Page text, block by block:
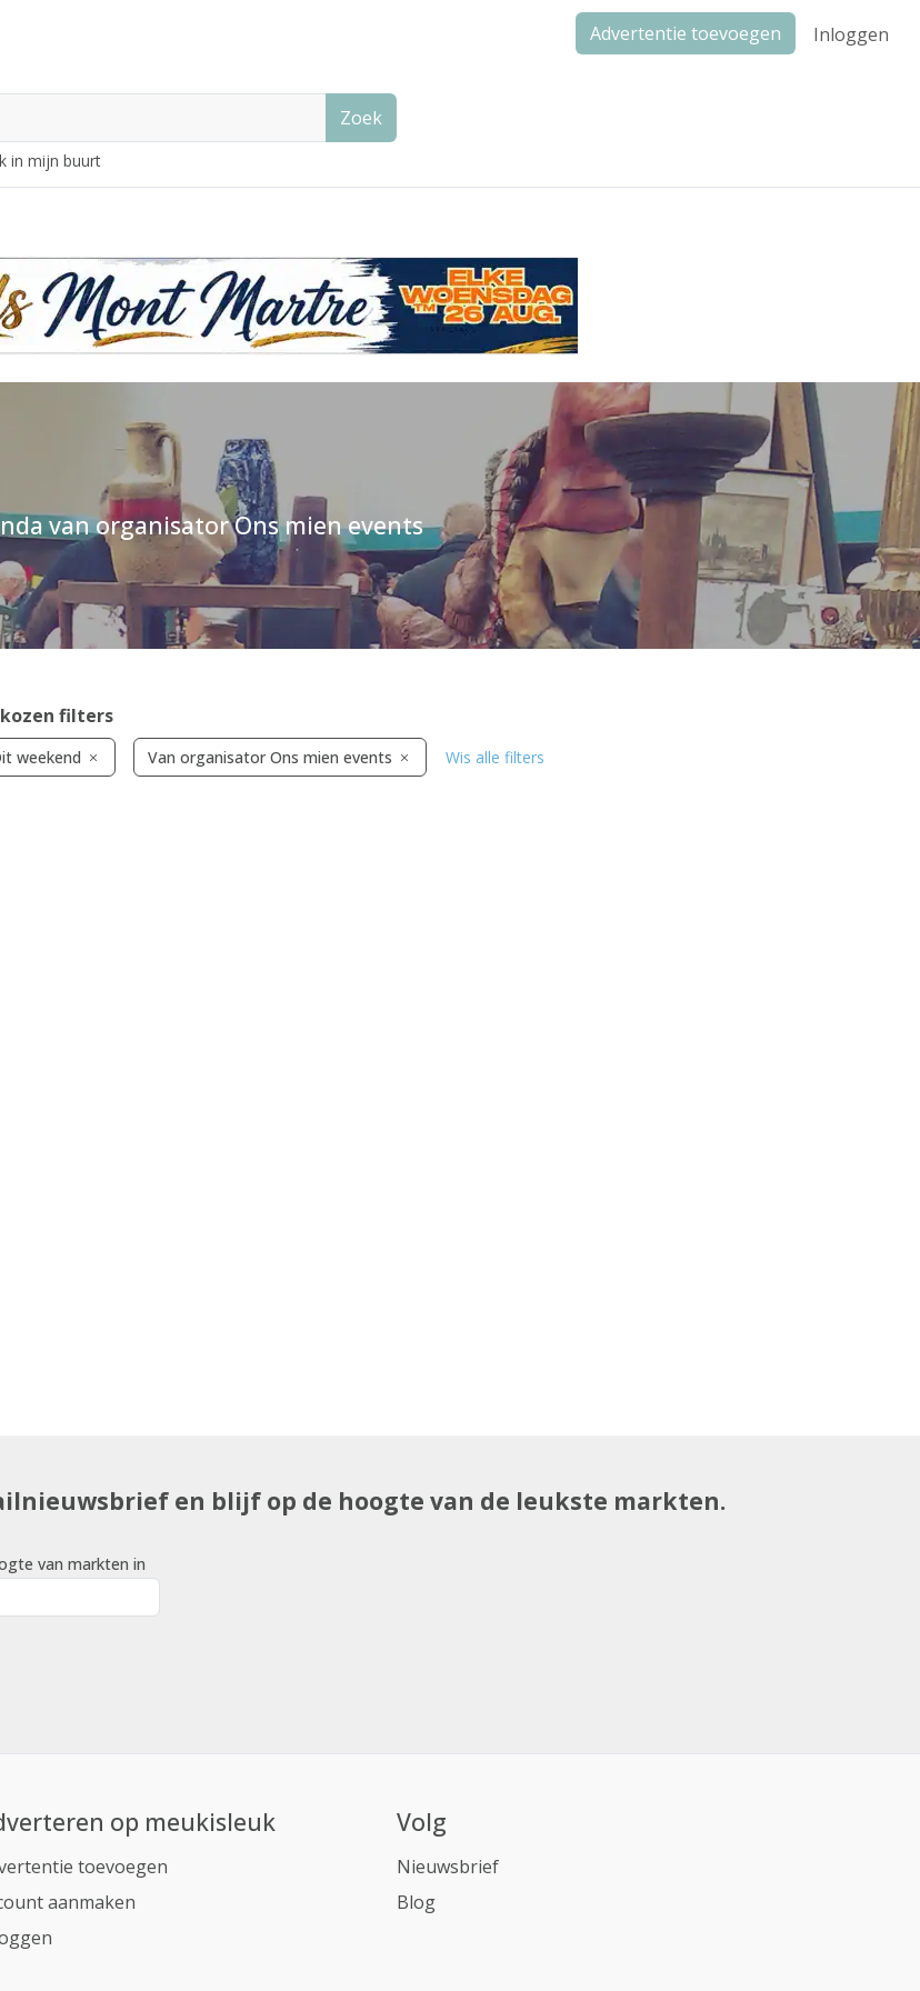
Advertentie toevoegen Inloggen
Zoek
in mijn buurt
van organisator Ons mien events
filters
weekend Van organisator Ons mien events Wis alle filters
en blijf op de hoogte van de leukste markten.
van markten in
op meukisleuk
toevoegen
aanmaken
Volg
Nieuwsbrief
Blog